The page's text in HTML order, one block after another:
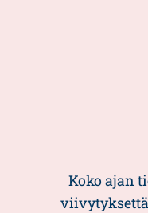
Koko ajan